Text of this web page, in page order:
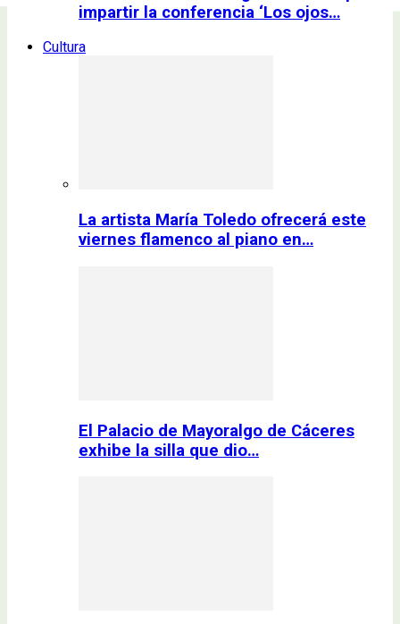
impartir la conferencia ‘Los ojos…
Cultura
La artista María Toledo ofrecerá este
viernes flamenco al piano en…
El Palacio de Mayoralgo de Cáceres
exhibe la silla que dio…